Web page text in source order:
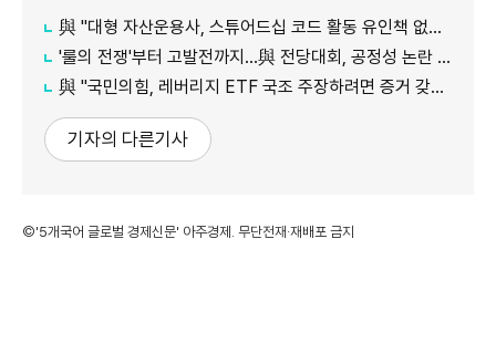
與 "대형 자산운용사, 스튜어드십 코드 활동 유인책 없다고 해"
'룰의 전쟁'부터 고발전까지…與 전당대회, 공정성 논란 계속
​​​​​​​與 "국민의힘, 레버리지 ETF 국조 주장하려면 증거 갖고 와야"
기자의 다른기사
©'5개국어 글로벌 경제신문' 아주경제. 무단전재·재배포 금지